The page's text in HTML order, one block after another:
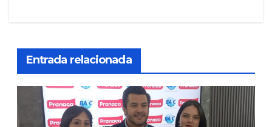
Entrada relacionada